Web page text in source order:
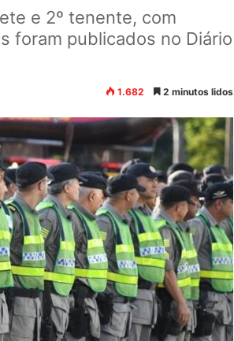
e 2º tenente, com
foram publicados no Diário
1.682 2 minutos lidos